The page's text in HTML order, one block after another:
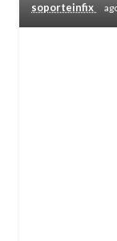
soporteinfix